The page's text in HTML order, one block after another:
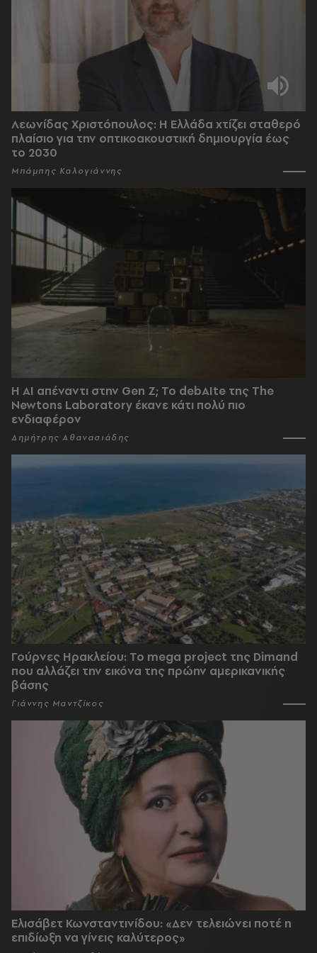
Λεωνίδας Χριστόπουλος: Η Ελλάδα χτίζει σταθερό
πλαίσιο για την οπτικοακουστική δημιουργία έως
το 2030
Μπάμπης Καλογιάννης
Η AI απέναντι στην Gen Z; Το debAIte της The
Newtons Laboratory έκανε κάτι πολύ πιο
ενδιαφέρον
Δημήτρης Αθανασιάδης
Γούρνες Ηρακλείου: To mega project της Dimand
που αλλάζει την εικόνα της πρώην αμερικανικής
βάσης
Γιάννης Μαντζίκος
Ελισάβετ Κωνσταντινίδου: «Δεν τελειώνει ποτέ η
επιδίωξη να γίνεις καλύτερος»